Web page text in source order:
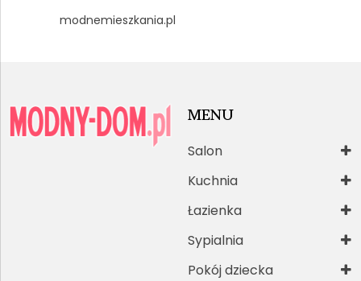
modnemieszkania.pl
MENU
Salon
Kuchnia
Łazienka
Sypialnia
Pokój dziecka